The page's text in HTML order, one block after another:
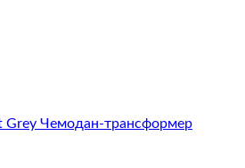
Grey Чемодан-трансформер